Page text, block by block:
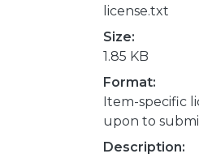
license.txt
Size:
1.85 KB
Format:
Item-specific
upon to
Description: